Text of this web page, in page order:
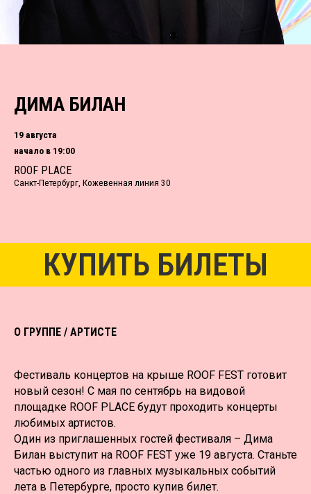
ДИМА БИЛАН
19 августа
начало в 19:00
ROOF PLACE
Санкт-Петербург, Кожевенная линия 30
КУПИТЬ БИЛЕТЫ
О ГРУППЕ / АРТИСТЕ
Фестиваль концертов на крыше ROOF FEST готовит
новый сезон! С мая по сентябрь на видовой
площадке ROOF PLACE будут проходить концерты
любимых артистов.
Один из приглашенных гостей фестиваля – Дима
Билан выступит на ROOF FEST уже 19 августа. Станьте
частью одного из главных музыкальных событий
лета в Петербурге, просто купив билет.